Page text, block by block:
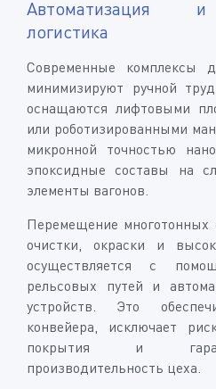
Автоматизация и
логистика
Современные комплексы
минимизируют ручной
оснащаются лифтовыми
или роботизированными
микронной точностью
эпоксидные составы на
элементы вагонов.
Перемещение многотонных
очистки, окраски и
осуществляется с
рельсовых путей и
устройств. Это
конвейера, исключает
покрытия и
производительность цеха.